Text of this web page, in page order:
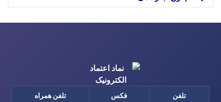
تلفن فکس تلفن همراه